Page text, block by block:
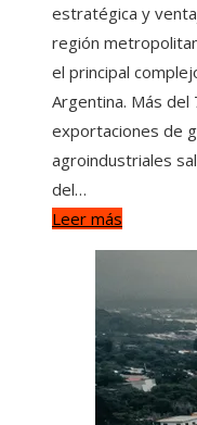
estratégica y
región
el principal
Argentina. Más del
exportaciones de
agroindustriales
del…
Leer más